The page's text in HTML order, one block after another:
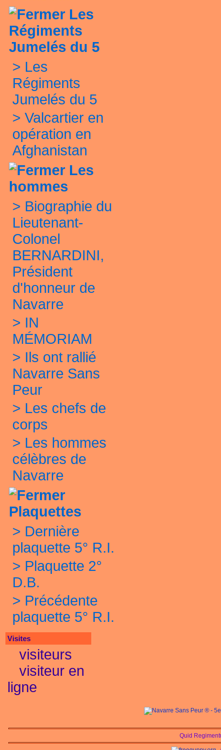
Les
Régiments
Jumelés du 5
> Les
Régiments
Jumelés du 5
> Valcartier en
opération en
Afghanistan
Les
hommes
> Biographie du
Lieutenant-
Colonel
BERNARDINI,
Président
d'honneur de
Navarre
> IN
MÉMORIAM
> Ils ont rallié
Navarre Sans
Peur
> Les chefs de
corps
> Les hommes
célèbres de
Navarre
Plaquettes
> Dernière
plaquette 5° R.I.
> Plaquette 2°
D.B.
> Précédente
plaquette 5° R.I.
Visites
visiteurs
visiteur en
ligne
Quid